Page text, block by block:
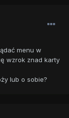
menu w
wzrok znad karty
lub o sobie?